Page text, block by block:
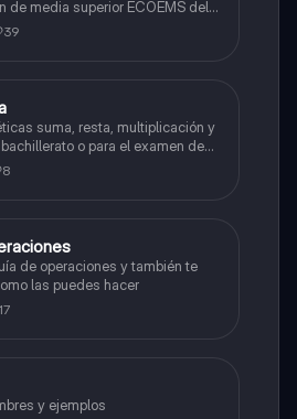
de media superior ECOEMS del
39
suma, resta, multiplicación y
o para el examen de
8
de operaciones y también te
las puedes hacer
y ejemplos